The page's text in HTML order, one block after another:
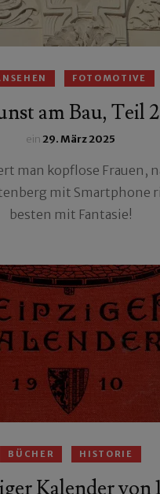
FOTOMOTIVE
am Bau, Teil 2
ein29. März 2025
man kopflose Frauen,
mit Smartphone
besten mit Fantasie!
BÜCHER HISTORIE
Kalender von